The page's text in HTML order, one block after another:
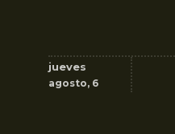
jueves
agosto, 6